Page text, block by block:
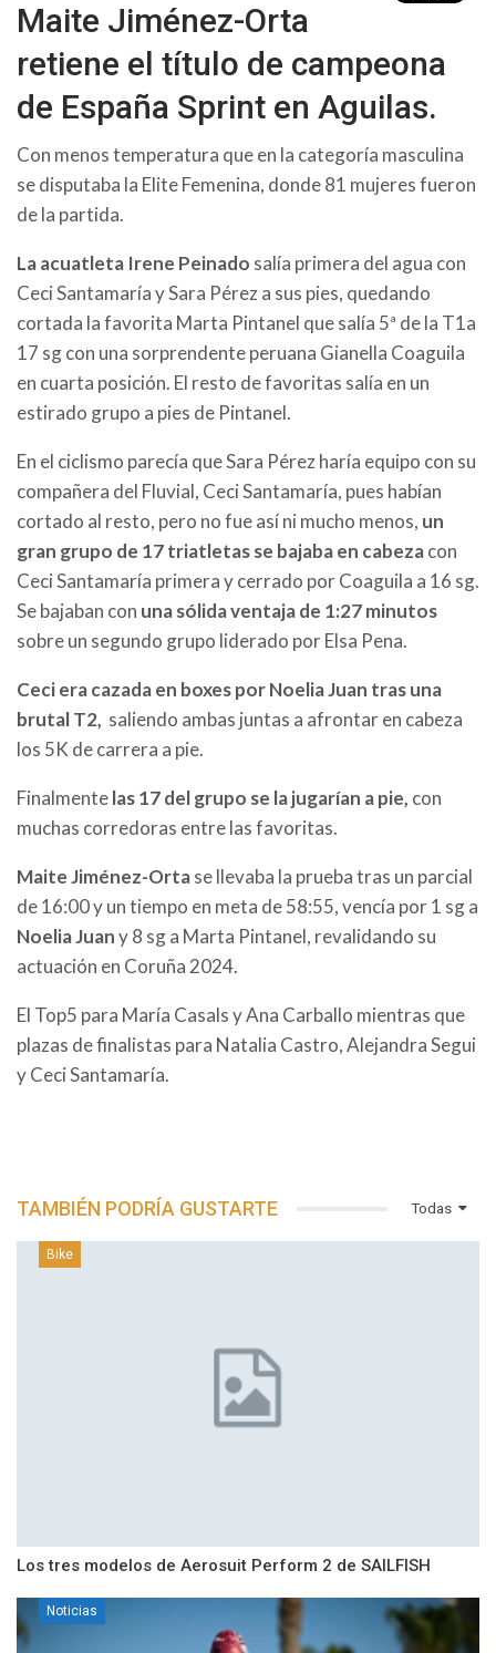
Maite Jiménez-Orta
retiene el título de campeona
de España Sprint en Aguilas.
Con menos temperatura que en la categoría masculina
se disputaba la Elite Femenina, donde 81 mujeres fueron
de la partida.
La acuatleta Irene Peinado salía primera del agua con
Ceci Santamaría y Sara Pérez a sus pies, quedando
cortada la favorita Marta Pintanel que salía 5ª de la T1a
17 sg con una sorprendente peruana Gianella Coaguila
en cuarta posición. El resto de favoritas salía en un
estirado grupo a pies de Pintanel.
En el ciclismo parecía que Sara Pérez haría equipo con su
compañera del Fluvial, Ceci Santamaría, pues habían
cortado al resto, pero no fue así ni mucho menos, un
gran grupo de 17 triatletas se bajaba en cabezacon
Ceci Santamaría primera y cerrado por Coaguila a 16 sg.
Se bajaban con una sólida ventaja de 1:27 minutos
sobre un segundo grupo liderado por Elsa Pena.
Ceci era cazada en boxes por Noelia Juan tras una
brutal T2, saliendo ambas juntas a afrontar en cabeza
los 5K de carrera a pie.
Finalmentelas 17 del grupo se la jugarían a pie, con
muchas corredoras entre las favoritas.
Maite Jiménez-Ortase llevaba la prueba tras un parcial
de 16:00 y un tiempo en meta de 58:55, vencía por 1 sg a
Noelia Juany 8 sg a Marta Pintanel, revalidando su
actuación en Coruña 2024.
El Top5 para María Casals y Ana Carballo mientras que
plazas de finalistas para Natalia Castro, Alejandra Segui
y Ceci Santamaría.
Todas
TAMBIÉN PODRÍA GUSTARTE
Bike
Los tres modelos de Aerosuit Perform 2 de SAILFISH
Noticias